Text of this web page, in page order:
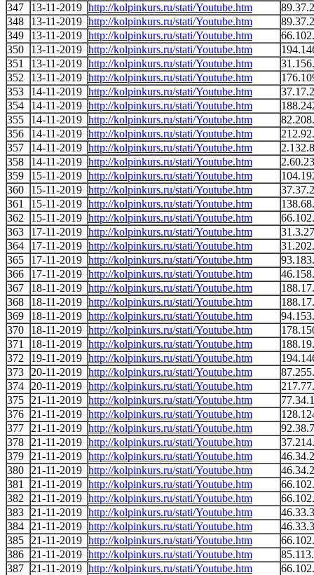
347
13-11-2019 http://kolpinkurs.ru/stati/Youtube.htm
348
13-11-2019 http://kolpinkurs.ru/stati/Youtube.htm
349
13-11-2019 http://kolpinkurs.ru/stati/Youtube.htm
350
13-11-2019 http://kolpinkurs.ru/stati/Youtube.htm
351
13-11-2019 http://kolpinkurs.ru/stati/Youtube.htm
352
13-11-2019 http://kolpinkurs.ru/stati/Youtube.htm
353
14-11-2019 http://kolpinkurs.ru/stati/Youtube.htm
354
14-11-2019 http://kolpinkurs.ru/stati/Youtube.htm
355
14-11-2019 http://kolpinkurs.ru/stati/Youtube.htm
356
14-11-2019 http://kolpinkurs.ru/stati/Youtube.htm
357
14-11-2019 http://kolpinkurs.ru/stati/Youtube.htm
358
14-11-2019 http://kolpinkurs.ru/stati/Youtube.htm
359
15-11-2019 http://kolpinkurs.ru/stati/Youtube.htm
360
15-11-2019 http://kolpinkurs.ru/stati/Youtube.htm
361
15-11-2019 http://kolpinkurs.ru/stati/Youtube.htm
362
15-11-2019 http://kolpinkurs.ru/stati/Youtube.htm
363
17-11-2019 http://kolpinkurs.ru/stati/Youtube.htm
364
17-11-2019 http://kolpinkurs.ru/stati/Youtube.htm
365
17-11-2019 http://kolpinkurs.ru/stati/Youtube.htm
366
17-11-2019 http://kolpinkurs.ru/stati/Youtube.htm
367
18-11-2019 http://kolpinkurs.ru/stati/Youtube.htm
368
18-11-2019 http://kolpinkurs.ru/stati/Youtube.htm
369
18-11-2019 http://kolpinkurs.ru/stati/Youtube.htm
370
18-11-2019 http://kolpinkurs.ru/stati/Youtube.htm
371
18-11-2019 http://kolpinkurs.ru/stati/Youtube.htm
372
19-11-2019 http://kolpinkurs.ru/stati/Youtube.htm
373
20-11-2019 http://kolpinkurs.ru/stati/Youtube.htm
374
20-11-2019 http://kolpinkurs.ru/stati/Youtube.htm
375
21-11-2019 http://kolpinkurs.ru/stati/Youtube.htm
376
21-11-2019 http://kolpinkurs.ru/stati/Youtube.htm
377
21-11-2019 http://kolpinkurs.ru/stati/Youtube.htm
378
21-11-2019 http://kolpinkurs.ru/stati/Youtube.htm
379
21-11-2019 http://kolpinkurs.ru/stati/Youtube.htm
380
21-11-2019 http://kolpinkurs.ru/stati/Youtube.htm
381
21-11-2019 http://kolpinkurs.ru/stati/Youtube.htm
382
21-11-2019 http://kolpinkurs.ru/stati/Youtube.htm
383
21-11-2019 http://kolpinkurs.ru/stati/Youtube.htm
384
21-11-2019 http://kolpinkurs.ru/stati/Youtube.htm
385
21-11-2019 http://kolpinkurs.ru/stati/Youtube.htm
386
21-11-2019 http://kolpinkurs.ru/stati/Youtube.htm
387
21-11-2019 http://kolpinkurs.ru/stati/Youtube.htm